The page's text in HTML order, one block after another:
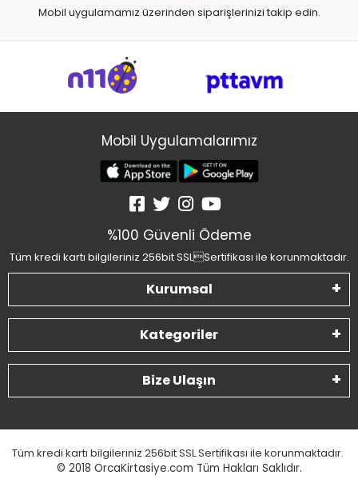
Mobil uygulamamız üzerinden siparişlerinizi takip edin.
Mobil Uygulamalarımız
%100 Güvenli Ödeme
Tüm kredi kartı bilgileriniz 256bit SSLSertifikası ile korunmaktadır.
Kurumsal
Kategoriler
Bize Ulaşın
Tüm kredi kartı bilgileriniz 256bit SSL Sertifikası ile korunmaktadır.
© 2018 OrcaKirtasiye.com Tüm Hakları Saklıdır.